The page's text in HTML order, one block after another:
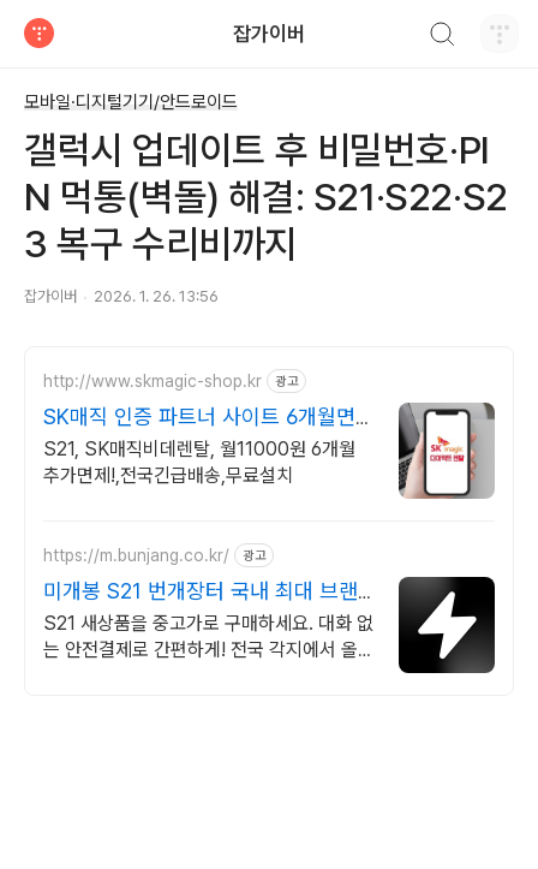
잡가이버
모바일·디지털기기/안드로이드
갤럭시 업데이트 후 비밀번호·PI
N 먹통(벽돌) 해결: S21·S22·S2
3 복구 수리비까지
잡가이버 2026. 1. 26. 13:56
http://www.skmagic-shop.kr 광고
SK매직 인증 파트너 사이트 6개월면제
+추가사은품+공식몰
S21, SK매직비데렌탈, 월11000원 6개월
추가면제!,전국긴급배송,무료설치
https://m.bunjang.co.kr/ 광고
미개봉 S21 번개장터 국내 최대 브랜
드 중고거래
S21 새상품을 중고가로 구매하세요. 대화 없
는 안전결제로 간편하게! 전국 각지에서 올라